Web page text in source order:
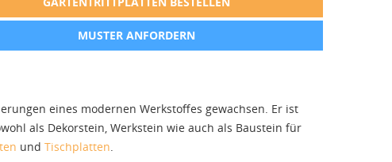
MUSTER ANFORDERN
eines modernen Werkstoffes gewachsen. Er ist
als Dekorstein, Werkstein wie auch als Baustein für
und Tischplatten.